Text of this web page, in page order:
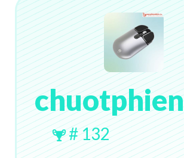
# 132